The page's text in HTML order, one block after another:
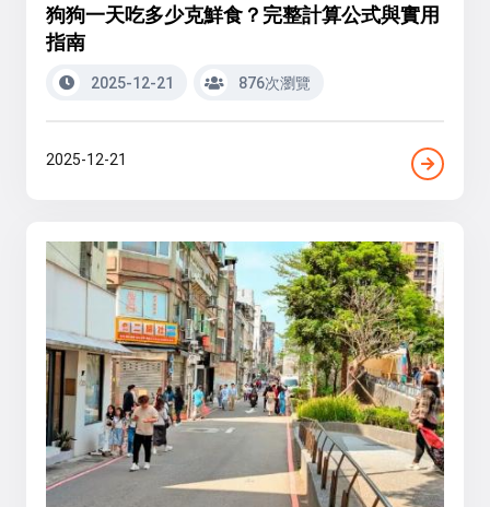
狗狗一天吃多少克鮮食？完整計算公式與實用
指南
2025-12-21 876次瀏覽
2025-12-21